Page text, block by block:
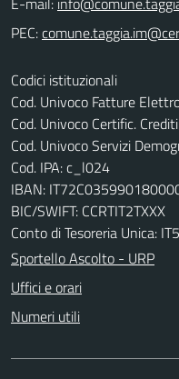
PEC:
Codici istituzionali
Cod. Univoco Fatture
Cod. Univoco Certific.
Cod. Univoco Servizi
Cod. IPA: c_l024
IBAN:
BIC/SWIFT: CCRTIT2TXXX
Conto di Tesoreria Unica:
Sportello Ascolto - URP
Uffici e orari
Numeri utili